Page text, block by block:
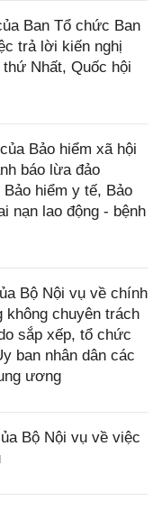
Ban Tổ chức Ban
trả lời kiến nghị
Nhất, Quốc hội
Bảo hiểm xã hội
báo lừa đảo
hiểm y tế, Bảo
nạn lao động - bệnh
Bộ Nội vụ về chính
chuyên trách
sắp xếp, tổ chức
ban nhân dân các
ương
Bộ Nội vụ về việc